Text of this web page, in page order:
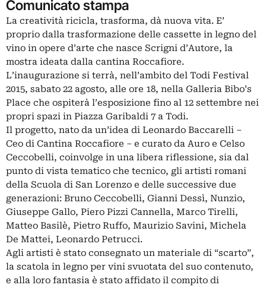
Comunicato stampa
La creatività ricicla, trasforma, dà nuova vita. E’
proprio dalla trasformazione delle cassette in legno del
vino in opere d’arte che nasce Scrigni d’Autore, la
mostra ideata dalla cantina Roccafiore.
L’inaugurazione si terrà, nell’ambito del Todi Festival
2015, sabato 22 agosto, alle ore 18, nella Galleria Bibo’s
Place che ospiterà l’esposizione fino al 12 settembre nei
propri spazi in Piazza Garibaldi 7 a Todi.
Il progetto, nato da un’idea di Leonardo Baccarelli –
Ceo di Cantina Roccafiore – e curato da Auro e Celso
Ceccobelli, coinvolge in una libera riflessione, sia dal
punto di vista tematico che tecnico, gli artisti romani
della Scuola di San Lorenzo e delle successive due
generazioni: Bruno Ceccobelli, Gianni Dessì, Nunzio,
Giuseppe Gallo, Piero Pizzi Cannella, Marco Tirelli,
Matteo Basilè, Pietro Ruffo, Maurizio Savini, Michela
De Mattei, Leonardo Petrucci.
Agli artisti è stato consegnato un materiale di “scarto”,
la scatola in legno per vini svuotata del suo contenuto,
e alla loro fantasia è stato affidato il compito di